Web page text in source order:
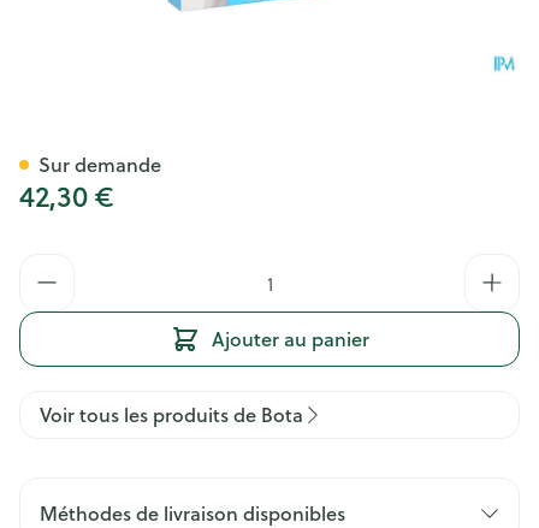
42,30 €
Ajouter au panier
Sur demande
Voir tous les produits de Bota
Méthodes de livraison disponibles